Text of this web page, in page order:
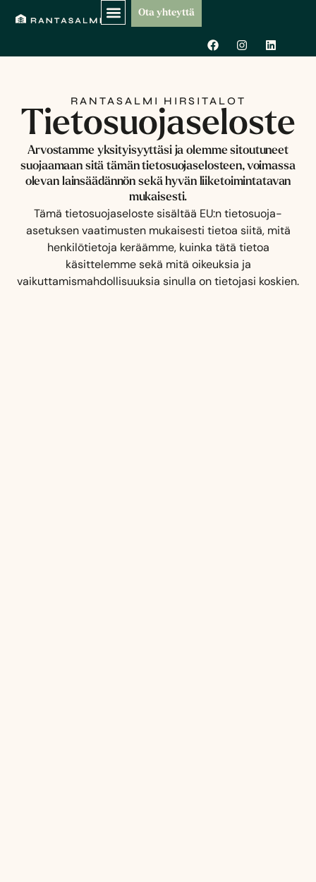
sisältöön
Ota yhteyttä
F
a
c
o
o
k
I
n
s
g
r
a
m
L
i
n
n
RANTASALMI HIRSITALOT
Tietosuojaseloste
Arvostamme yksityisyyttäsi ja olemme sitoutuneet
suojaamaan sitä tämän tietosuojaselosteen, voimassa
olevan lainsäädännön sekä hyvän liiketoimintatavan
mukaisesti.
Tämä tietosuojaseloste sisältää EU:n tietosuoja-
asetuksen vaatimusten mukaisesti tietoa siitä, mitä
henkilötietoja keräämme, kuinka tätä tietoa
käsittelemme sekä mitä oikeuksia ja
vaikuttamismahdollisuuksia sinulla on tietojasi koskien.